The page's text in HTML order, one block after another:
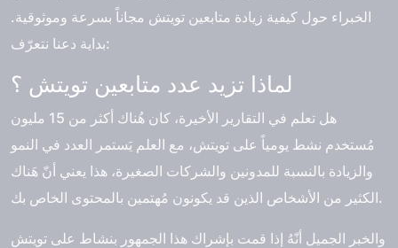
الخبراء حول كيفية زيادة متابعين تويتش مجاناً بسرعة وموثوقية.
بداية دعنا نتعرّف:
لماذا تزيد عدد متابعين تويتش ؟
هل تعلم في التقارير الأخيرة، كان هُناك أكثر من 15 مليون
مُستخدم نشط يومياً على تويتش، مع العلم يَستمر العدد في النمو
والزيادة بالنسبة للمدونين والشركات الصغيرة، هذا يعني أنّ هَناك
الكثير من الأشخاص الذين قد يكونون مُهتمين بالمحتوى الخاص بك.
والخبر الجميل أنّهُ إذا قمت بإشراك هذا الجمهور بنشاط على تويتش